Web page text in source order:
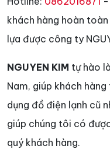
khách hàng hoàn
lựa được công ty
NGUYEN KIM tự hào
Nam, giúp khách
dụng đồ điện lạnh cũ
giúp chúng tôi có
quý khách hàng.